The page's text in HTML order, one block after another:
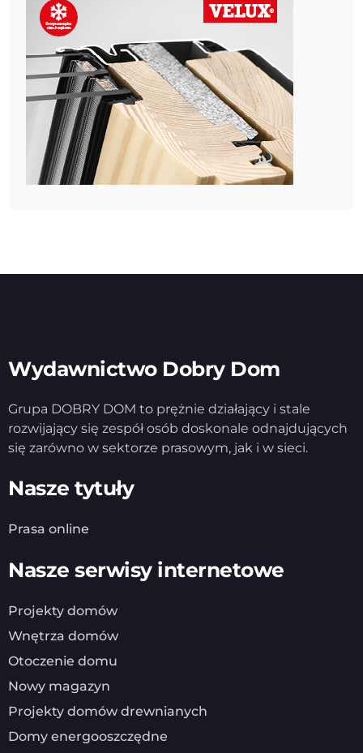
Wydawnictwo Dobry Dom
Grupa DOBRY DOM to prężnie działający i stale
rozwijający się zespół osób doskonale odnajdujących
się zarówno w sektorze prasowym, jak i w sieci.
Nasze tytuły
Prasa online
Nasze serwisy internetowe
Projekty domów
Wnętrza domów
Otoczenie domu
Nowy magazyn
Projekty domów drewnianych
Domy energooszczędne